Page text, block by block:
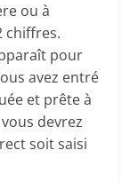
ou à
chiffres.
pour
avez entré
et prête à
devrez
soit saisi